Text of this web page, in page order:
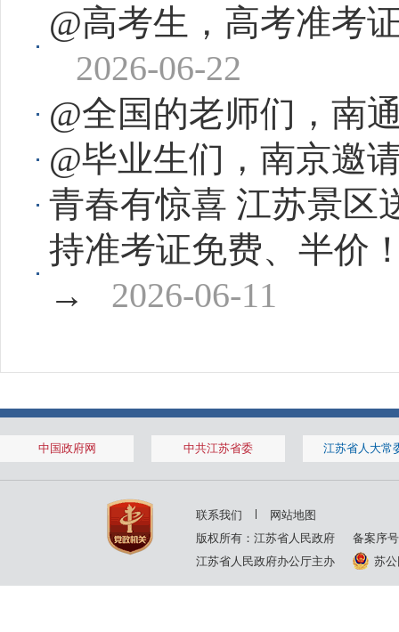
@高考生，高考准考
2026-06-22
@全国的老师们，南
@毕业生们，南京邀
青春有惊喜 江苏景区
持准考证免费、半价
→
2026-06-11
中国政府网 中共江苏省委 江苏省人大常
联系我们
网站地图
版权所有：江苏省人民政府
备案序
江苏省人民政府办公厅主办
苏